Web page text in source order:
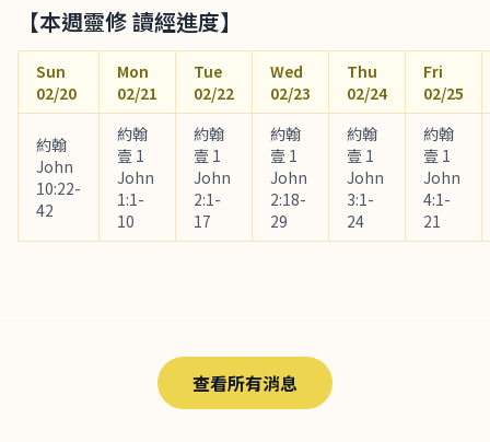
【本週靈修 讀經進度】
Sun
02/20
Mon
02/21
Tue
02/22
Wed
02/23
Thu
02/24
Fri
02/25
約翰
John
10:22-
42
約翰
壹 1
John
1:1-
10
約翰
壹 1
John
2:1-
17
約翰
壹 1
John
2:18-
29
約翰
壹 1
John
3:1-
24
約翰
壹 1
John
4:1-
21
查看所有消息